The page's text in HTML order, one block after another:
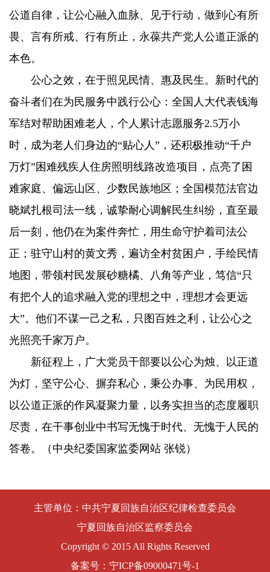
公道自律，让公心融入血脉、见于行动，做到心有所
畏、言有所戒、行有所止，永葆共产党人公道正派的
本色。
公心之效，在于照见民情、惠及民生。新时代的
奋斗者们在为民服务中践行公心：全国人大代表钱海
军结对帮助困难老人，个人累计志愿服务2.5万小
时，成为老人们身边的“贴心人”，还积极推动“千户
万灯”困难残疾人住房照明线路改造项目，点亮了困
难家庭、偏远山区、少数民族地区；全国模范法官边
晓斌扎根司法一线，诚挚耐心调解民生纠纷，直至最
后一刻，他仍在为案件奔忙，用生命守护着司法公
正；驻守山村的黄文秀，遍访全村贫困户，手绘民情
地图，带领村民发展砂糖橘、八角等产业，笃信“只
有把个人的追求融入党的理想之中，理想才会更远
大”。他们不谋一己之私，只图百姓之利，让公心之
光照亮千家万户。
新征程上，广大党员干部要以公心为烛、以正道
为灯，坚守公心、摒弃私心，秉公办事、为民用权，
以公道正派的作风凝聚力量，以务实担当的态度履职
尽责，在干事创业中书写无愧于时代、无愧于人民的
答卷。（中央纪委国家监委网站 张锐）
主管单位：中共宁夏回族自治区纪律检查委员会
宁夏回族自治区监察委员会
Copyright © 2015 All Rights Reserved
备案号： 宁ICP备09000471号-1